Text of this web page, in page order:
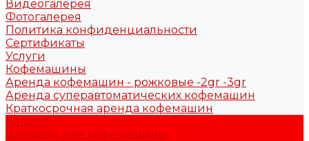
Видеогалерея
Фотогалерея
Политика конфиденциальности
Сертификаты
Услуги
Кофемашины
Аренда кофемашин - рожковые -2gr -3gr
Аренда суперавтоматических кофемашин
Краткосрочная аренда кофемашин
Каталог
Шоколад для кофемашины